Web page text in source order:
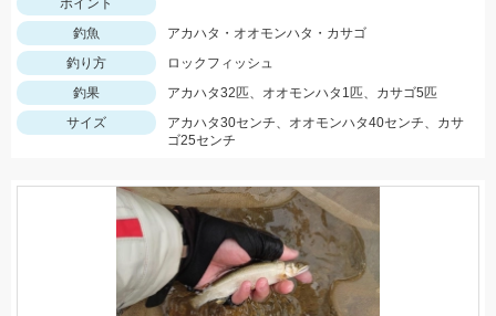
ポイント
釣魚
アカハタ・オオモンハタ・カサゴ
釣り方
ロックフィッシュ
釣果
アカハタ32匹、オオモンハタ1匹、カサゴ5匹
サイズ
アカハタ30センチ、オオモンハタ40センチ、カサ
ゴ25センチ